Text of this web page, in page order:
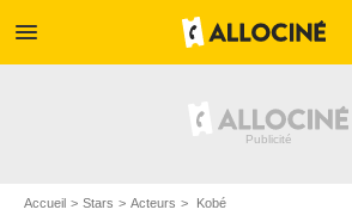
menu
Accueil Stars Acteurs Kobé